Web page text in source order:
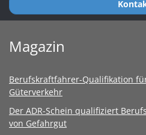
Magazin
Berufskraftfahrer-Qualifikation
Güterverkehr
Der ADR-Schein qualifiziert
von Gefahrgut